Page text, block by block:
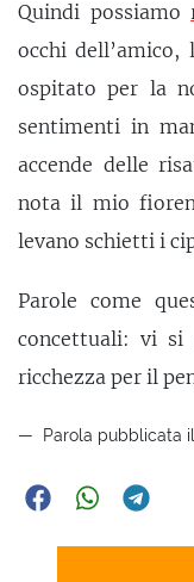
Quindi possiamo
occhi dell’amico,
ospitato per la
sentimenti in
accende delle
nota il mio
levano schietti i
Parole come
concettuali: vi si
ricchezza per il
Parola pubblicata